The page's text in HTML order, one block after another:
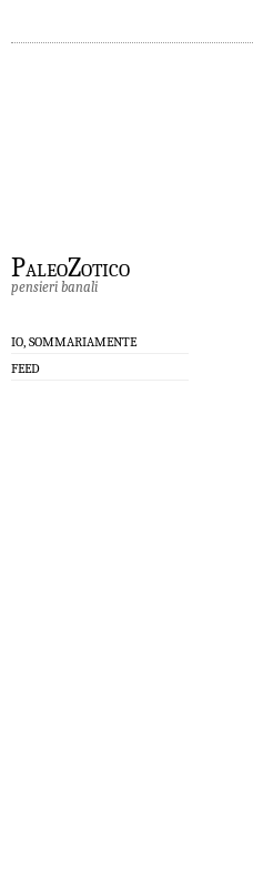
PaleoZotico
pensieri banali
IO, SOMMARIAMENTE
FEED